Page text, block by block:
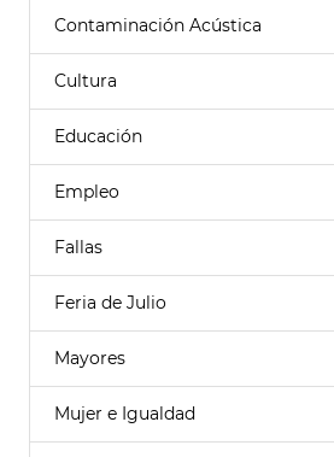
Contaminación Acústica
Cultura
Educación
Empleo
Fallas
Feria de Julio
Mayores
Mujer e Igualdad